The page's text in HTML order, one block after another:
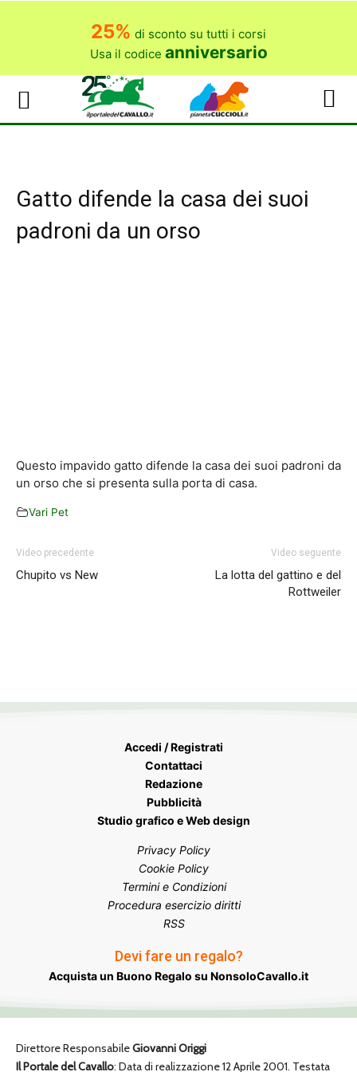
25% di sconto su tutti i corsi
Usa il codice anniversario
Gatto difende la casa dei suoi
padroni da un orso
Questo impavido gatto difende la casa dei suoi padroni da
un orso che si presenta sulla porta di casa.
Vari Pet
Video precedente
Chupito vs New
Video seguente
La lotta del gattino e del
Rottweiler
Accedi / Registrati
Contattaci
Redazione
Pubblicità
Studio grafico e Web design
Privacy Policy
Cookie Policy
Termini e Condizioni
Procedura esercizio diritti
RSS
Devi fare un regalo?
Acquista un Buono Regalo su NonsoloCavallo.it
Direttore ResponsabileGiovanni Origgi
Il Portale del Cavallo: Data di realizzazione 12 Aprile 2001. Testata